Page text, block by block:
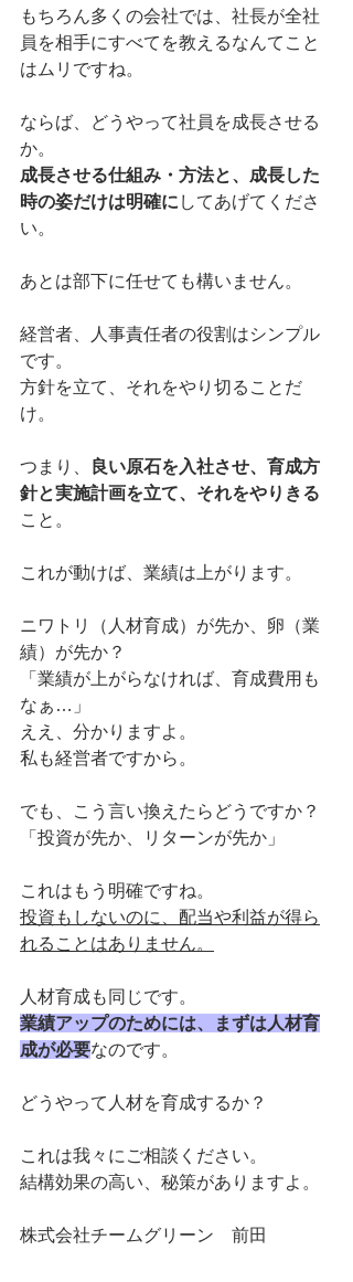
もちろん多くの会社では、社長が全社
員を相手にすべてを教えるなんてこと
はムリですね。
ならば、どうやって社員を成長させる
か。
成長させる仕組み・方法と、成長した
時の姿だけは明確に してあげてくださ
い。
あとは部下に任せても構いません。
経営者、人事責任者の役割はシンプル
です。
方針を立て、それをやり切ることだ
け。
つまり、
良い原石を入社させ、育成方
針と実施計画を立て、それをやりきる
こと。
これが動けば、業績は上がります。
ニワトリ（人材育成）が先か、卵（業
績）が先か？
「業績が上がらなければ、育成費用も
なぁ…」
ええ、分かりますよ。
私も経営者ですから。
でも、こう言い換えたらどうですか？
「投資が先か、リターンが先か」
これはもう明確ですね。
投資もしないのに、配当や利益が得ら
れることはありません。
人材育成も同じです。
業績アップのためには、まずは人材育
成が必要なのです。
どうやって人材を育成するか？
これは我々にご相談ください。
結構効果の高い、秘策がありますよ。
株式会社チームグリーン　前田